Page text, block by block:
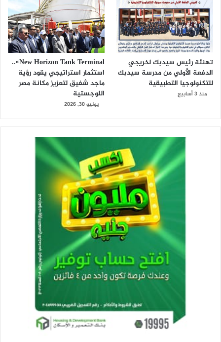
تهنئة رئيس سيدبك لخريجي
الدفعة الأولي من مدرسة سيدبك
للتكنولوجيا التطبيقية
منذ 3 أسابيع
New Horizon Tank Terminal»..
استثمار استراتيجي يقود رؤية
ماجد شفيق لتعزيز مكانة مصر
اللوجستية
يونيو 30, 2026